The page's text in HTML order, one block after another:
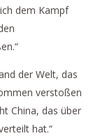
dem Kampf
der Welt, das
verstoßen
China, das über
hat.“